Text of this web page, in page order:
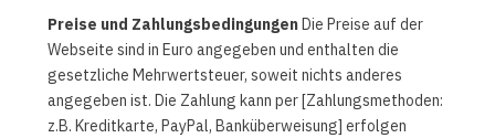
Preise und ZahlungsbedingungenDie Preise auf der
Webseite sind in Euro angegeben und enthalten die
gesetzliche Mehrwertsteuer, soweit nichts anderes
angegeben ist. Die Zahlung kann per [Zahlungsmethoden:
z.B. Kreditkarte, PayPal, Banküberweisung] erfolgen